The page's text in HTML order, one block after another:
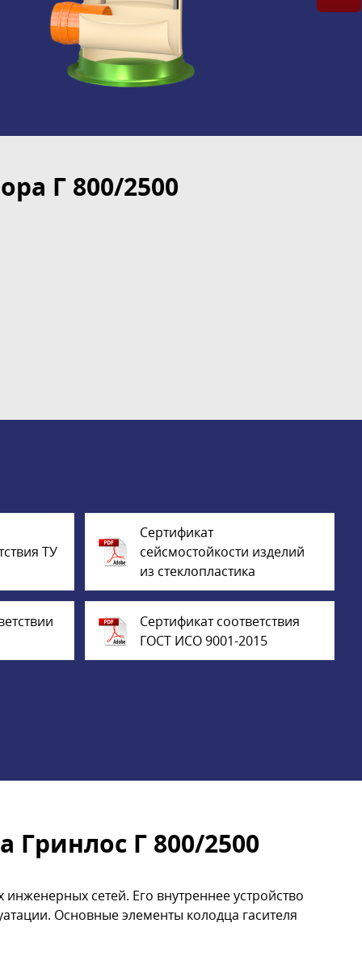
Г 800/2500
ТУ
Сертификат
сейсмостойкости изделий
из стеклопластика
Сертификат соответствия
ГОСТ ИСО 9001-2015
Гринлос Г 800/2500
сетей. Его внутреннее устройство
Основные элементы колодца гасителя